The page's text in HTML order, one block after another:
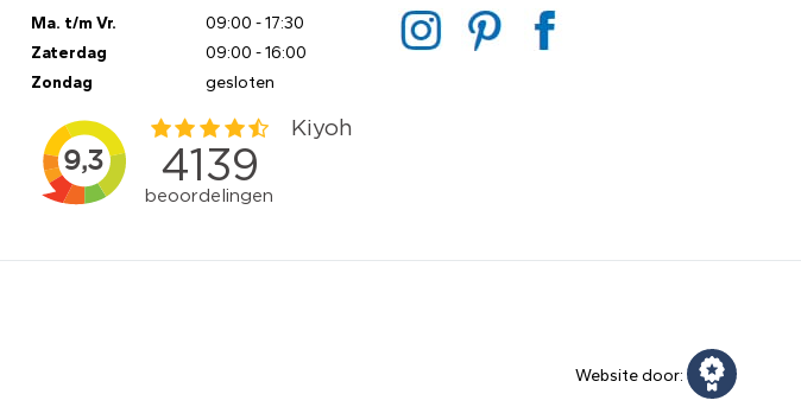
Ma. t/m Vr.
Zaterdag
Zondag
09:00 - 17:30
09:00 - 16:00
gesloten
Website door: